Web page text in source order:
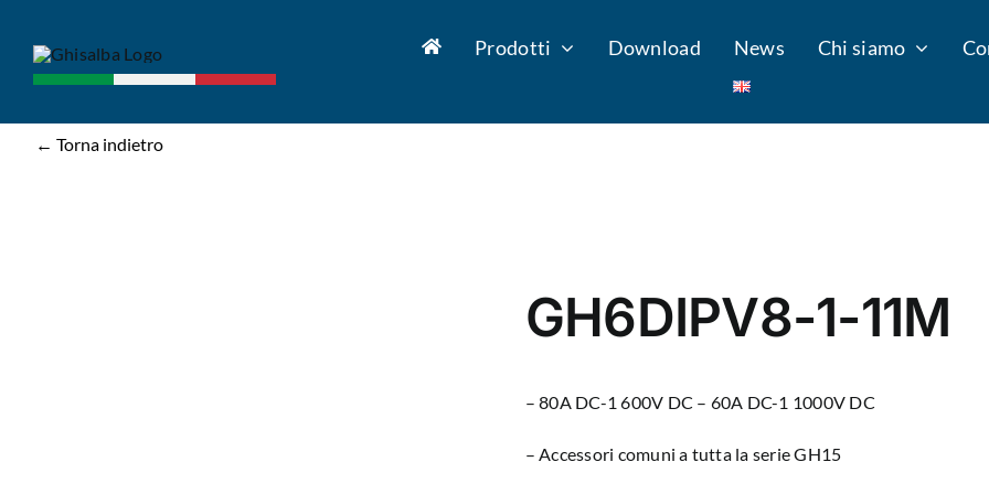
contenuto
Prodotti Download News Chi siamo
← Torna indietro
GH6DIPV8-1-11M
– 80A DC-1 600V DC – 60A DC-1 1000V DC
– Accessori comuni a tutta la serie GH15